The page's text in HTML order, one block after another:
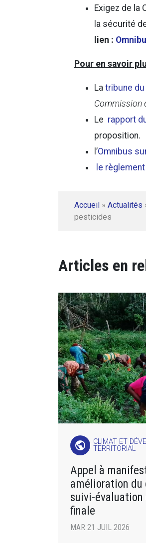
Exigez de la
la sécurité
lien :
Pour en savoir
La tribune
Commission
Le rapport
proposition.
l’Omnibus
le
Accueil » Actualités
pesticides
Articles en
public
CLIMAT ET
TERRITORIAL
Appel à
amélioration
suivi-
finale
MAR 21 JUIL 2026